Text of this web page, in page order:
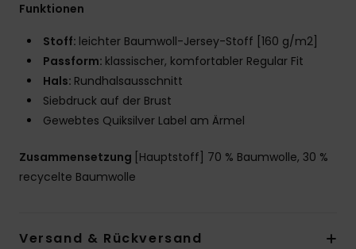
Funktionen
Stoff: leichter Baumwoll-Jersey-Stoff [160 g/m2]
Passform: klassischer, komfortabler Regular Fit
Hals: Rundhalsausschnitt
Siebdruck auf der Brust
Gewebtes Quiksilver Label am Ärmel
Zusammensetzung [Hauptstoff] 70 % Baumwolle, 30 %
recycelte Baumwolle
Versand & Rückversand